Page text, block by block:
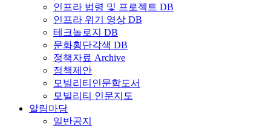
인프라 법령 및 프로젝트 DB
인프라 위기 영상 DB
테크놀로지 DB
문화횡단각색 DB
정책자료 Archive
정책제안
모빌리티인문학도서
모빌리티 인문지도
알림마당
일반공지